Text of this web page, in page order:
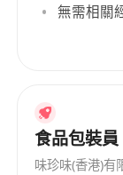
無需相關
食品包裝員
味珍味(香港)有